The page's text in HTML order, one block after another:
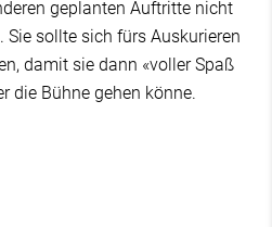
geplanten Auftritte nicht
sollte sich fürs Auskurieren
damit sie dann «voller Spaß
die Bühne gehen könne.